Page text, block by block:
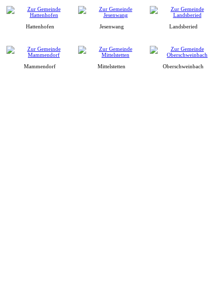
Hattenhofen Jesenwang Landsberied
Mammendorf Mittelstetten Oberschweinbach